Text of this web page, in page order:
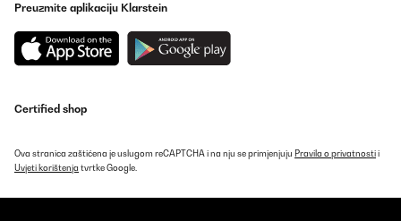
Preuzmite aplikaciju Klarstein
Certified shop
Ova stranica zaštićena je uslugom reCAPTCHA i na nju se primjenjuju Pravila o privatnostii
Uvjeti korištenja tvrtke Google.